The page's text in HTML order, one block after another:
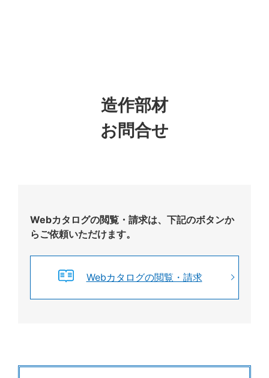
造作部材
お問合せ
Webカタログの閲覧・請求は、下記のボタンか
らご依頼いただけます。
Webカタログの閲覧・請求